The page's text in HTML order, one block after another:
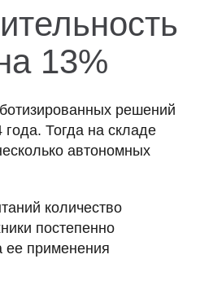
13%
решений
Тогда на складе
автономных
количество
постепенно
ее применения